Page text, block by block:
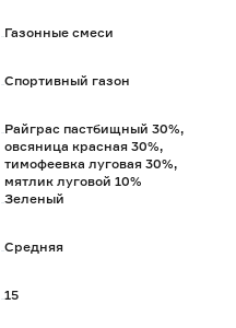
Газонные смеси
Спортивный газон
Райграс пастбищный 30%,
овсяница красная 30%,
тимофеевка луговая 30%,
мятлик луговой 10%
Зеленый
Средняя
15